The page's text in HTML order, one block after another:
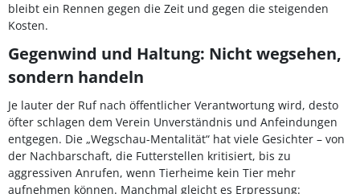
bleibt ein Rennen gegen die Zeit und gegen die steigenden
Kosten.
Gegenwind und Haltung: Nicht wegsehen,
sondern handeln
Je lauter der Ruf nach öffentlicher Verantwortung wird, desto
öfter schlagen dem Verein Unverständnis und Anfeindungen
entgegen. Die „Wegschau-Mentalität“ hat viele Gesichter – von
der Nachbarschaft, die Futterstellen kritisiert, bis zu
aggressiven Anrufen, wenn Tierheime kein Tier mehr
aufnehmen können. Manchmal gleicht es Erpressung: